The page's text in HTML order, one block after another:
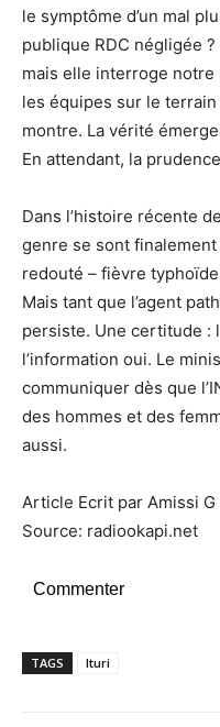
le symptôme d’un mal
publique RDC négligée
mais elle interroge notre
les équipes sur le
montre. La vérité
En attendant, la
Dans l’histoire récente
genre se sont
redouté – fièvre
Mais tant que l’agent
persiste. Une certitude :
l’information oui. Le
communiquer dès que
des hommes et des
aussi.
Article Ecrit par Amissi G
Source: radiookapi.net
Commenter
TAGS Ituri